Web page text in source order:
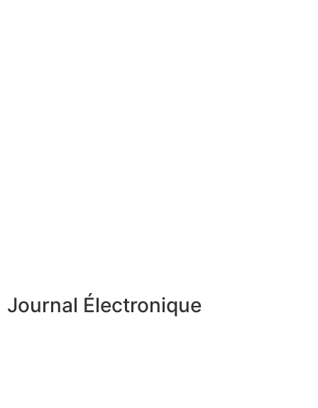
Journal Électronique